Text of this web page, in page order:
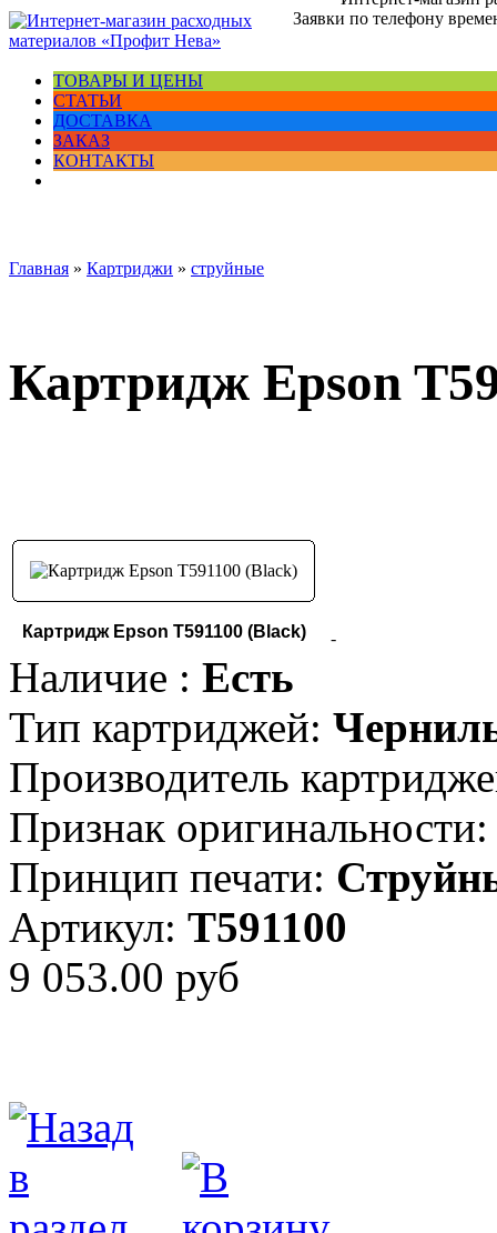
Заявки по телефону
ТОВАРЫ И ЦЕНЫ
СТАТЬИ
ДОСТАВКА
ЗАКАЗ
КОНТАКТЫ
Главная » Картриджи » струйные
Картридж Epson
Картридж Epson T591100 (Black) -
Наличие : Есть
Тип картриджей:
Производитель
Признак оригинальности:
Принцип печати:
Артикул: T591100
9 053.00 руб